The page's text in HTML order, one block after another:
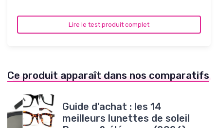
Lire le test produit complet
Ce produit apparaît dans nos comparatifs
Guide d'achat : les 14
meilleurs lunettes de soleil